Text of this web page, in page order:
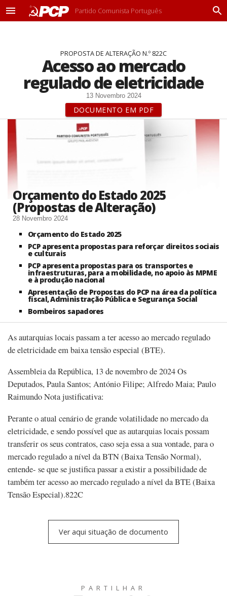
M
Partido Comunista Português
P
PROPOSTA DE ALTERAÇÃO N.º 822C
Acesso ao mercado
regulado de eletricidade
13 Novembro 2024
DOCUMENTO EM PDF
Orçamento do Estado 2025
(Propostas de Alteração)
28 Novembro 2024
Orçamento do Estado 2025
PCP apresenta propostas para reforçar direitos sociais
e culturais
PCP apresenta propostas para os transportes e
infraestruturas, para a mobilidade, no apoio às MPME
e à produção nacional
Apresentação de Propostas do PCP na área da política
fiscal, Administração Pública e Segurança Social
Bombeiros sapadores
As autarquias locais passam a ter acesso ao mercado regulado
de eletricidade em baixa tensão especial (BTE).
Assembleia da República, 13 de novembro de 2024 Os
Deputados, Paula Santos; António Filipe; Alfredo Maia; Paulo
Raimundo Nota justificativa:
Perante o atual cenário de grande volatilidade no mercado da
eletricidade, e sendo possível que as autarquias locais possam
transferir os seus contratos, caso seja essa a sua vontade, para o
mercado regulado a nível da BTN (Baixa Tensão Normal),
entende- se que se justifica passar a existir a possibilidade de
também ter acesso ao mercado regulado a nível da BTE (Baixa
Tensão Especial).822C
Ver aqui situação de documento
PARTILHAR